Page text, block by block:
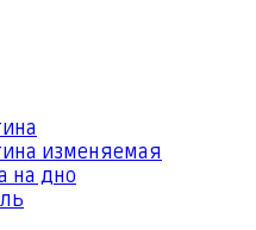
изменяемая
на дно